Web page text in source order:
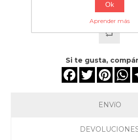
Si te gusta,
FacebookTwitter Pinterest
ENVíO
Ok
Aprender más